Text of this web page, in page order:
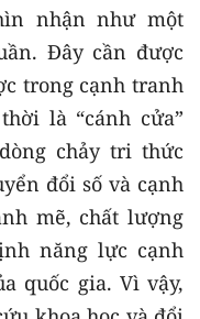
nhận như một
Đây cần được
trong cạnh tranh
là “cánh cửa”
chảy tri thức
đổi số và cạnh
mẽ, chất lượng
năng lực cạnh
quốc gia. Vì vậy,